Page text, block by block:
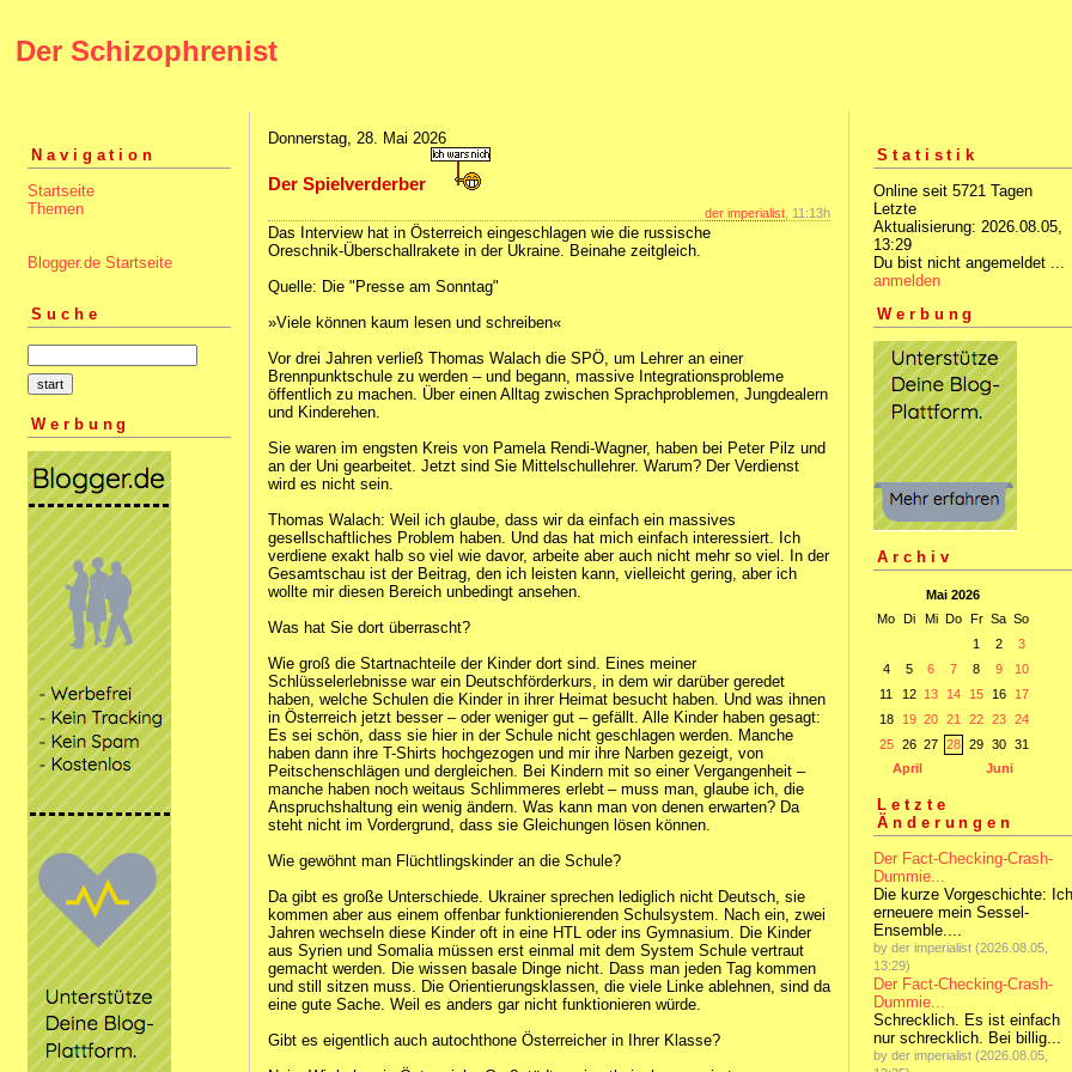
Der Schizophrenist
Navigation
Startseite
Themen
Blogger.de Startseite
Suche
Werbung
Donnerstag, 28. Mai 2026
Der Spielverderber
der imperialist , 11:13h
Das Interview hat in Österreich eingeschlagen wie die russische
Oreschnik‑Überschallrakete in der Ukraine. Beinahe zeitgleich.
Quelle: Die "Presse am Sonntag"
»Viele können kaum lesen und schreiben«
Vor drei Jahren verließ Thomas Walach die SPÖ, um Lehrer an einer
Brennpunktschule zu werden – und begann, massive Integrationsprobleme
öffentlich zu machen. Über einen Alltag zwischen Sprachproblemen, Jungdealern
und Kinderehen.
Sie waren im engsten Kreis von Pamela Rendi-Wagner, haben bei Peter Pilz und
an der Uni gearbeitet. Jetzt sind Sie Mittelschullehrer. Warum? Der Verdienst
wird es nicht sein.
Thomas Walach: Weil ich glaube, dass wir da einfach ein massives
gesellschaftliches Problem haben. Und das hat mich einfach interessiert. Ich
verdiene exakt halb so viel wie davor, arbeite aber auch nicht mehr so viel. In der
Gesamtschau ist der Beitrag, den ich leisten kann, vielleicht gering, aber ich
wollte mir diesen Bereich unbedingt ansehen.
Was hat Sie dort überrascht?
Wie groß die Startnachteile der Kinder dort sind. Eines meiner
Schlüsselerlebnisse war ein Deutschförderkurs, in dem wir darüber geredet
haben, welche Schulen die Kinder in ihrer Heimat besucht haben. Und was ihnen
in Österreich jetzt besser – oder weniger gut – gefällt. Alle Kinder haben gesagt:
Es sei schön, dass sie hier in der Schule nicht geschlagen werden. Manche
haben dann ihre T-Shirts hochgezogen und mir ihre Narben gezeigt, von
Peitschenschlägen und dergleichen. Bei Kindern mit so einer Vergangenheit –
manche haben noch weitaus Schlimmeres erlebt – muss man, glaube ich, die
Anspruchshaltung ein wenig ändern. Was kann man von denen erwarten? Da
steht nicht im Vordergrund, dass sie Gleichungen lösen können.
Wie gewöhnt man Flüchtlingskinder an die Schule?
Da gibt es große Unterschiede. Ukrainer sprechen lediglich nicht Deutsch, sie
kommen aber aus einem offenbar funktionierenden Schulsystem. Nach ein, zwei
Jahren wechseln diese Kinder oft in eine HTL oder ins Gymnasium. Die Kinder
aus Syrien und Somalia müssen erst einmal mit dem System Schule vertraut
gemacht werden. Die wissen basale Dinge nicht. Dass man jeden Tag kommen
und still sitzen muss. Die Orientierungsklassen, die viele Linke ablehnen, sind da
eine gute Sache. Weil es anders gar nicht funktionieren würde.
Gibt es eigentlich auch autochthone Österreicher in Ihrer Klasse?
Statistik
Online seit 5721 Tagen
Letzte
Aktualisierung: 2026.08.05,
13:29
Du bist nicht angemeldet ...
anmelden
Werbung
Archiv
Mai 2026
Mo Di Mi Do Fr Sa So
1
2
3
4
5 6 7 8 9
10
11
12 13 14 15 16
17
18
19 20 21 22 23
24
25
26 27 28 29 30
31
April
Juni
Letzte
Änderungen
Der Fact-Checking-Crash-
Dummie...
Die kurze Vorgeschichte: Ich
erneuere mein Sessel-
Ensemble....
by der imperialist (2026.08.05,
13:29)
Der Fact-Checking-Crash-
Dummie...
Schrecklich. Es ist einfach
nur schrecklich. Bei billig...
by der imperialist (2026.08.05,